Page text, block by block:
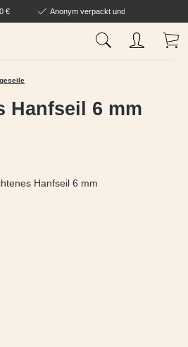
€ Anonym verpackt und geliefert
Hanfseil 6 mm